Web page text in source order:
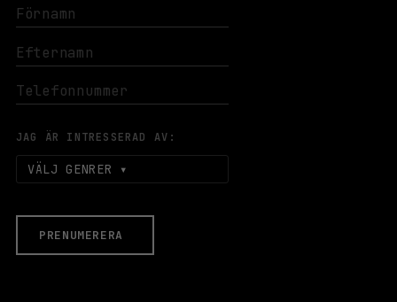
JAG ÄR INTRESSERAD AV:
VÄLJ GENRER
PRENUMERERA